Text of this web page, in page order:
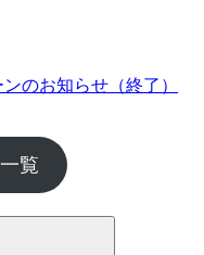
のお知らせ（終了）
覧